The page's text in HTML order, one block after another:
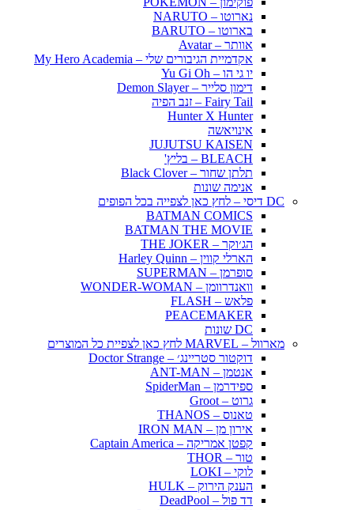
נארוטו – NARUTO
בארוטו – BARUTO
אוותר – Avatar
אקדמיית הגיבורים שלי – My Hero Academia
יו גי הו – Yu Gi Oh
דימון סלייר – Demon Slayer
Fairy Tail – זנב הפיה
Hunter X Hunter
אינויאשה
JUJUTSU KAISEN
BLEACH – בליץ'
תלתן שחור – Black Clover
אנימה שונות
DC דיסי – לחץ כאן לצפייה בכל הפופים
BATMAN COMICS
BATMAN THE MOVIE
הג׳וקר – THE JOKER
הארלי קווין – Harley Quinn
סופרמן – SUPERMAN
וואנדרוומן – WONDER-WOMAN
פלאש – FLASH
PEACEMAKER
DC שונות
מארוול – MARVEL לחץ כאן לצפיית כל המוצרים
דוקטור סטריינג׳ – Doctor Strange
אנטמן – ANT-MAN
ספידרמן – SpiderMan
גרוט – Groot
טאנוס – THANOS
אירון מן – IRON MAN
קפטן אמריקה – Captain America
טור – THOR
לוקי – LOKI
הענק הירוק – HULK
דד פול – DeadPool